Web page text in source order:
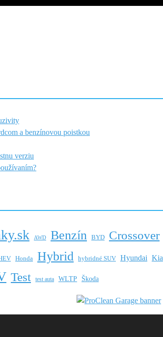
a benzínovou poistkou
verziu
AWD Benzín BYD Crossover
Honda Hybrid hybridné SUV Hyundai Kia
Test test auta WLTP Škoda